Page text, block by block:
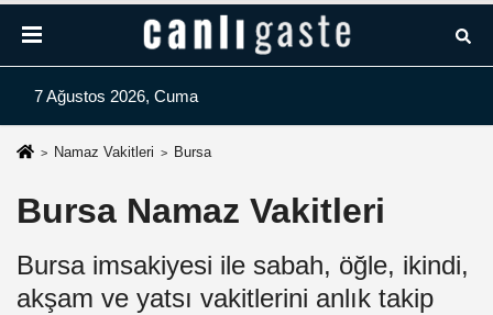
7 Ağustos 2026, Cuma
Namaz Vakitleri Bursa
Bursa Namaz Vakitleri
Bursa imsakiyesi ile sabah, öğle, ikindi,
akşam ve yatsı vakitlerini anlık takip